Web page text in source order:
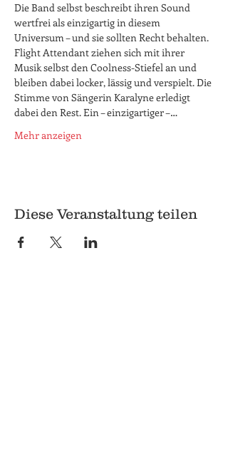
Die Band selbst beschreibt ihren Sound
wertfrei als einzigartig in diesem
Universum – und sie sollten Recht behalten.
Flight Attendant ziehen sich mit ihrer
Musik selbst den Coolness-Stiefel an und
bleiben dabei locker, lässig und verspielt. Die
Stimme von Sängerin Karalyne erledigt
dabei den Rest. Ein – einzigartiger –…
Mehr anzeigen
Diese Veranstaltung teilen